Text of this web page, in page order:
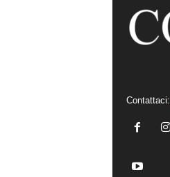
Contattaci: